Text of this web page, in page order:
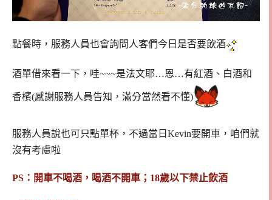
點餐時，服務人員也會詢問人客們今日是否要飲酒
酒單借來看一下，哇~~~是法文耶…恩…有紅酒、白酒和
香檳(感謝服務人員告知，滿分當然看不懂)
服務人員說也可只點單杯，不過當日Kevin要開車，咱們就
沒有考慮啦
PS：開車不喝酒，喝酒不開車；18歲以下禁止飲酒